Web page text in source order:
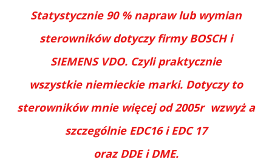
Statystycznie 90 % napraw lub wymian
sterowników dotyczy firmy BOSCH i
SIEMENS VDO. Czyli praktycznie
wszystkie niemieckie marki. Dotyczy to
sterowników mnie więcej od 2005r wzwyż a
szczególnie EDC16 i EDC 17
oraz DDE i DME.